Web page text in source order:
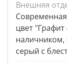
Внешняя
цвет
наличником,
серый с